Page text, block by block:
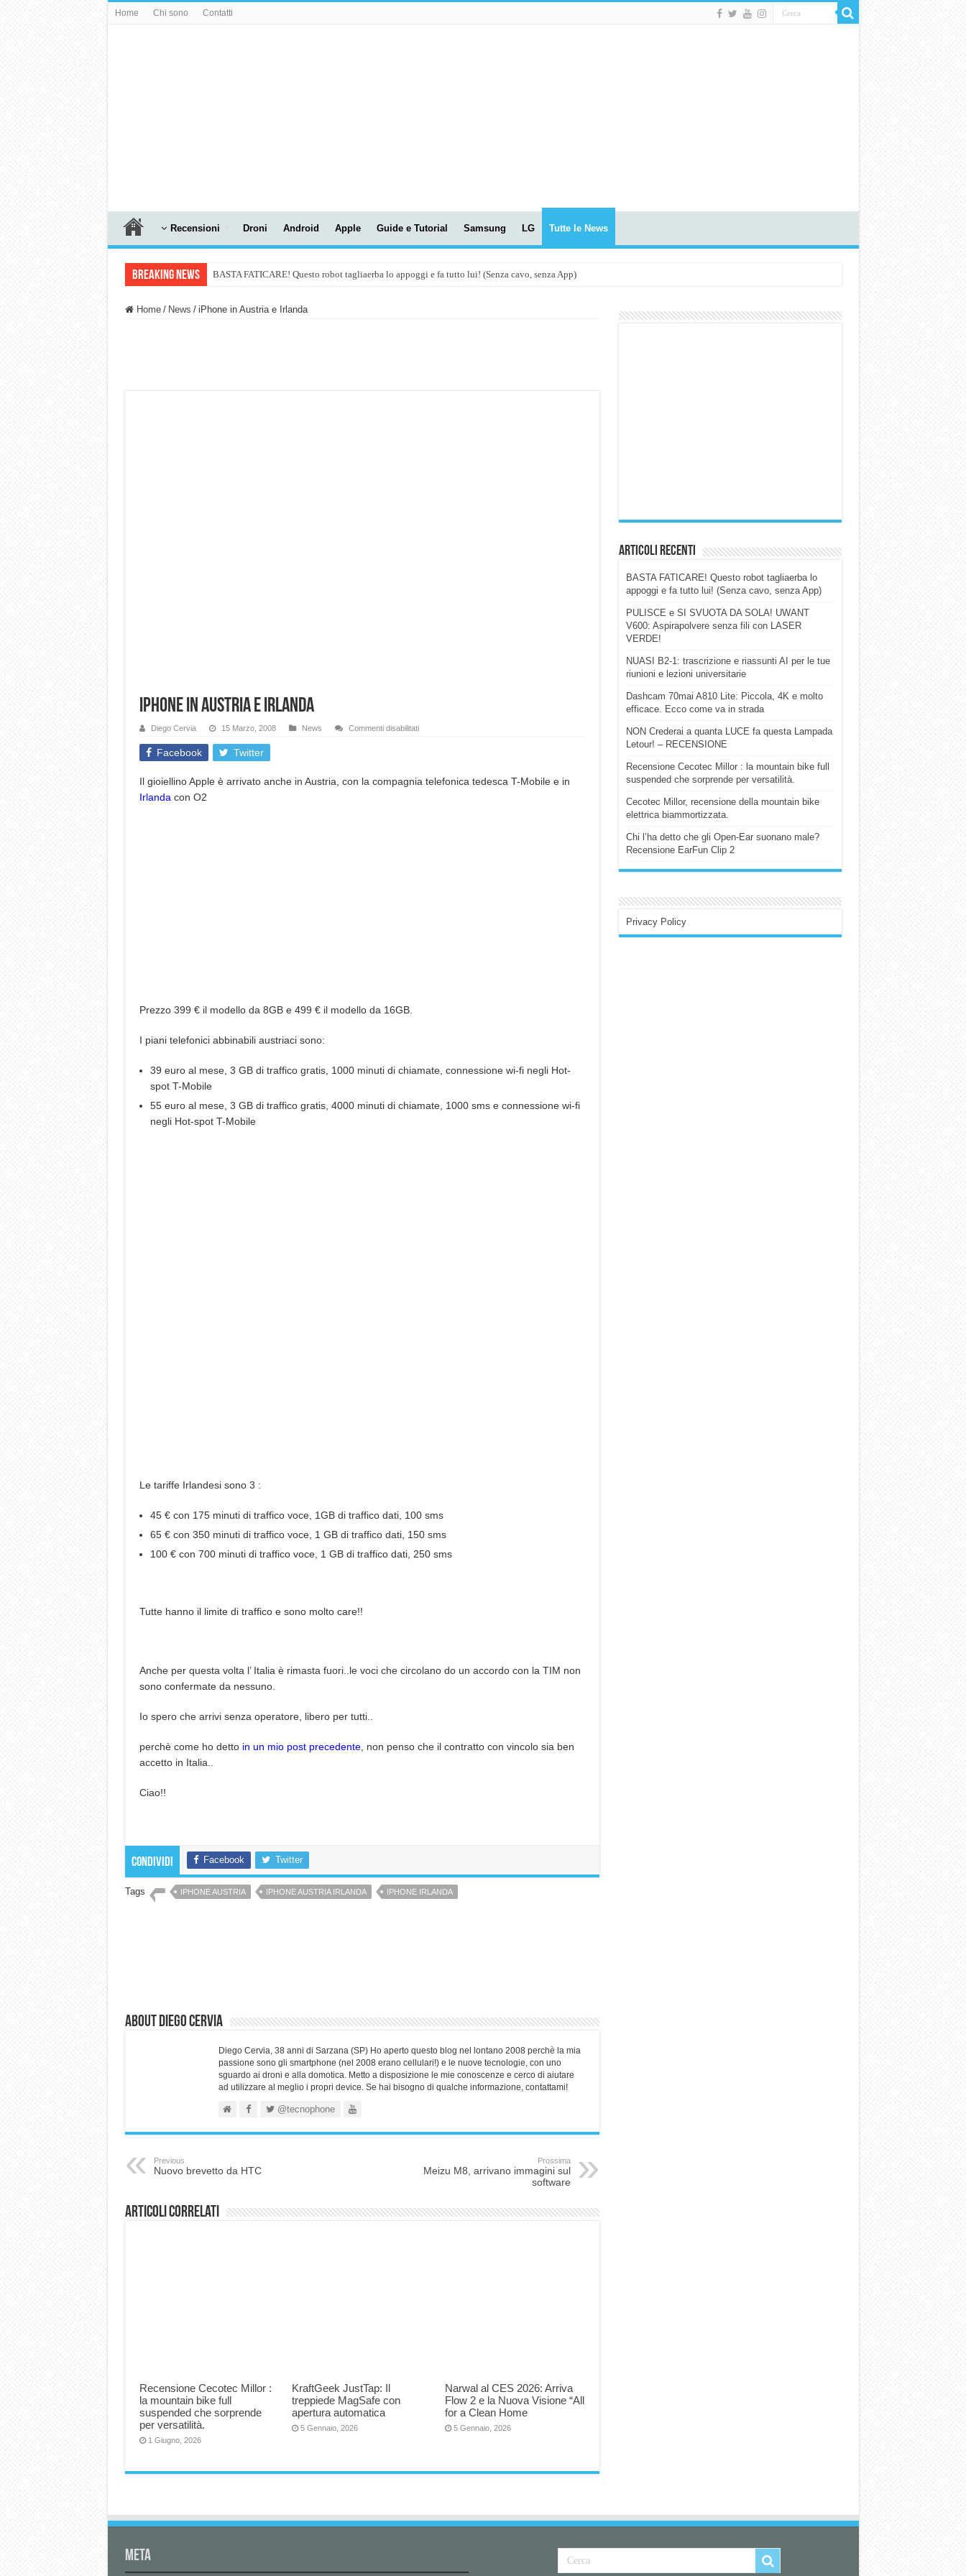
Home Chi sono Contatti
Recensioni Droni Android Apple Guide e Tutorial Samsung LG Tutte le News
Breaking News BASTA FATICARE! Questo robot tagliaerba lo appoggi e fa tutto lui! (Senza cavo, senza App)
Home / News / iPhone in Austria e Irlanda
iPhone in Austria e Irlanda
Diego Cervia 15 Marzo, 2008 News Commenti disabilitatisu
Facebook Twitter
Il gioiellino Apple è arrivato anche in Austria, con la compagnia telefonica tedesca T-Mobile e in
Irlanda con O2
Prezzo 399 € il modello da 8GB e 499 € il modello da 16GB.
I piani telefonici abbinabili austriaci sono:
39 euro al mese, 3 GB di traffico gratis, 1000 minuti di chiamate, connessione wi-fi negli Hot-
spot T-Mobile
55 euro al mese, 3 GB di traffico gratis, 4000 minuti di chiamate, 1000 sms e connessione wi-fi
negli Hot-spot T-Mobile
Le tariffe Irlandesi sono 3 :
45 € con 175 minuti di traffico voce, 1GB di traffico dati, 100 sms
65 € con 350 minuti di traffico voce, 1 GB di traffico dati, 150 sms
100 € con 700 minuti di traffico voce, 1 GB di traffico dati, 250 sms
Tutte hanno il limite di traffico e sono molto care!!
Anche per questa volta l’ Italia è rimasta fuori..le voci che circolano do un accordo con la TIM non
sono confermate da nessuno.
Io spero che arrivi senza operatore, libero per tutti..
perchè come ho detto in un mio post precedente, non penso che il contratto con vincolo sia ben
accetto in Italia..
Ciao!!
Condividi Facebook Twitter
Tags IPHONE AUSTRIA IPHONE AUSTRIA IRLANDA IPHONE IRLANDA
About Diego Cervia
Diego Cervia, 38 anni di Sarzana (SP) Ho aperto questo blog nel lontano 2008 perchè la mia
passione sono gli smartphone (nel 2008 erano cellulari!) e le nuove tecnologie, con uno
sguardo ai droni e alla domotica. Metto a disposizione le mie conoscenze e cerco di aiutare
ad utilizzare al meglio i propri device. Se hai bisogno di qualche informazione, contattami!
@tecnophone
Previous
Nuovo brevetto da HTC
Prossima
Meizu M8, arrivano immagini sul
software
Articoli correlati
Recensione Cecotec Millor :
la mountain bike full
suspended che sorprende
per versatilità.
1 Giugno, 2026
KraftGeek JustTap: Il
treppiede MagSafe con
apertura automatica
5 Gennaio, 2026
Narwal al CES 2026: Arriva
Flow 2 e la Nuova Visione “All
for a Clean Home
5 Gennaio, 2026
Articoli Recenti
BASTA FATICARE! Questo robot tagliaerba lo
appoggi e fa tutto lui! (Senza cavo, senza App)
PULISCE e SI SVUOTA DA SOLA! UWANT
V600: Aspirapolvere senza fili con LASER
VERDE!
NUASI B2-1: trascrizione e riassunti AI per le tue
riunioni e lezioni universitarie
Dashcam 70mai A810 Lite: Piccola, 4K e molto
efficace. Ecco come va in strada
NON Crederai a quanta LUCE fa questa Lampada
Letour! – RECENSIONE
Recensione Cecotec Millor : la mountain bike full
suspended che sorprende per versatilità.
Cecotec Millor, recensione della mountain bike
elettrica biammortizzata.
Chi l’ha detto che gli Open-Ear suonano male?
Recensione EarFun Clip 2
Privacy Policy
Meta